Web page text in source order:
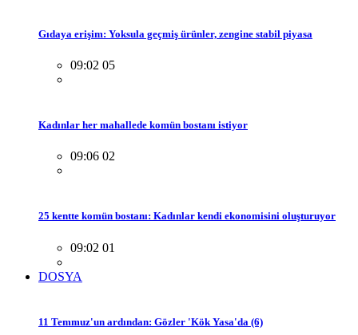
Gıdaya erişim: Yoksula geçmiş ürünler, zengine stabil piyasa
09:02 05
Kadınlar her mahallede komün bostanı istiyor
09:06 02
25 kentte komün bostanı: Kadınlar kendi ekonomisini oluşturuyor
09:02 01
DOSYA
11 Temmuz'un ardından: Gözler 'Kök Yasa'da (6)